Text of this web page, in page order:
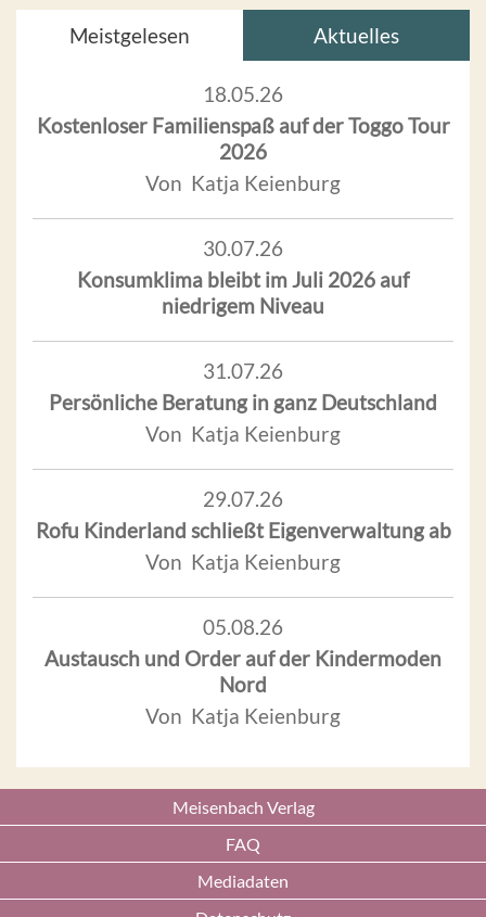
Meistgelesen Aktuelles
18.05.26
Kostenloser Familienspaß auf der Toggo Tour
2026
Von Katja Keienburg
30.07.26
Konsumklima bleibt im Juli 2026 auf
niedrigem Niveau
31.07.26
Persönliche Beratung in ganz Deutschland
Von Katja Keienburg
29.07.26
Rofu Kinderland schließt Eigenverwaltung ab
Von Katja Keienburg
05.08.26
Austausch und Order auf der Kindermoden
Nord
Von Katja Keienburg
Meisenbach Verlag
FAQ
Mediadaten